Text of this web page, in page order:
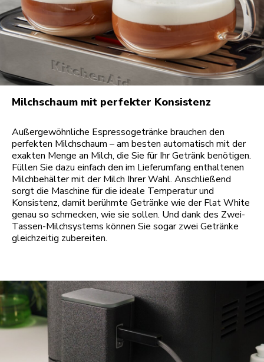
Milchschaum mit perfekter Konsistenz
Außergewöhnliche Espressogetränke brauchen den
perfekten Milchschaum – am besten automatisch mit der
exakten Menge an Milch, die Sie für Ihr Getränk benötigen.
Füllen Sie dazu einfach den im Lieferumfang enthaltenen
Milchbehälter mit der Milch Ihrer Wahl. Anschließend
sorgt die Maschine für die ideale Temperatur und
Konsistenz, damit berühmte Getränke wie der Flat White
genau so schmecken, wie sie sollen. Und dank des Zwei-
Tassen-Milchsystems können Sie sogar zwei Getränke
gleichzeitig zubereiten.